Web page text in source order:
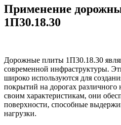
Применение
1П30.18.30
Дорожные плиты 1П30.18.30
современной инфраструктуры.
широко используются для
покрытий на дорогах различного
своим характеристикам, они
поверхности, способные
нагрузки.